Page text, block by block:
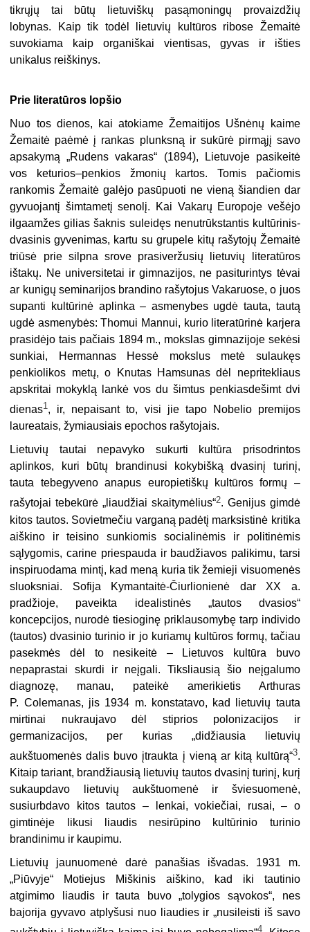
tikrųjų tai būtų lietuviškų pasąmoningų provaizdžių
lobynas. Kaip tik todėl lietuvių kultūros ribose Žemaitė
suvokiama kaip organiškai vientisas, gyvas ir išties
unikalus reiškinys.
Prie literatūros lopšio
Nuo tos dienos, kai atokiame Žemaitijos Ušnėnų kaime
Žemaitė paėmė į rankas plunksną ir sukūrė pirmąjį savo
apsakymą „Rudens vakaras“ (1894), Lietuvoje pasikeitė
vos keturios–penkios žmonių kartos. Tomis pačiomis
rankomis Žemaitė galėjo pasūpuoti ne vieną šiandien dar
gyvuojantį šimtametį senolį. Kai Vakarų Europoje vešėjo
ilgaamžes gilias šaknis suleidęs nenutrūkstantis kultūrinis-
dvasinis gyvenimas, kartu su grupele kitų rašytojų Žemaitė
triūsė prie silpna srove prasiveržusių lietuvių literatūros
ištakų. Ne universitetai ir gimnazijos, ne pasiturintys tėvai
ar kunigų seminarijos brandino rašytojus Vakaruose, o juos
supanti kultūrinė aplinka – asmenybes ugdė tauta, tautą
ugdė asmenybės: Thomui Mannui, kurio literatūrinė karjera
prasidėjo tais pačiais 1894 m., mokslas gimnazijoje sekėsi
sunkiai, Hermannas Hessė mokslus metė sulaukęs
penkiolikos metų, o Knutas Hamsunas dėl nepritekliaus
apskritai mokyklą lankė vos du šimtus penkiasdešimt dvi
dienas1 , ir, nepaisant to, visi jie tapo Nobelio premijos
laureatais, žymiausiais epochos rašytojais.
Lietuvių tautai nepavyko sukurti kultūra prisodrintos
aplinkos, kuri būtų brandinusi kokybišką dvasinį turinį,
tauta tebegyveno anapus europietiškų kultūros formų –
rašytojai tebekūrė „liaudžiai skaitymėlius“2. Genijus gimdė
kitos tautos. Sovietmečiu varganą padėtį marksistinė kritika
aiškino ir teisino sunkiomis socialinėmis ir politinėmis
sąlygomis, carine priespauda ir baudžiavos palikimu, tarsi
inspiruodama mintį, kad meną kuria tik žemieji visuomenės
sluoksniai. Sofija Kymantaitė-Čiurlionienė dar XX a.
pradžioje, paveikta idealistinės „tautos dvasios“
koncepcijos, nurodė tiesioginę priklausomybę tarp individo
(tautos) dvasinio turinio ir jo kuriamų kultūros formų, tačiau
pasekmės dėl to nesikeitė – Lietuvos kultūra buvo
nepaprastai skurdi ir neįgali. Tiksliausią šio neįgalumo
diagnozę, manau, pateikė amerikietis Arthuras
P. Colemanas, jis 1934 m. konstatavo, kad lietuvių tauta
mirtinai nukraujavo dėl stiprios polonizacijos ir
germanizacijos, per kurias „didžiausia lietuvių
aukštuomenės dalis buvo įtraukta į vieną ar kitą kultūrą“3.
Kitaip tariant, brandžiausią lietuvių tautos dvasinį turinį, kurį
sukaupdavo lietuvių aukštuomenė ir šviesuomenė,
susiurbdavo kitos tautos – lenkai, vokiečiai, rusai, – o
gimtinėje likusi liaudis nesirūpino kultūrinio turinio
brandinimu ir kaupimu.
Lietuvių jaunuomenė darė panašias išvadas. 1931 m.
„Piūvyje“ Motiejus Miškinis aiškino, kad iki tautinio
atgimimo liaudis ir tauta buvo „tolygios sąvokos“, nes
bajorija gyvavo atplyšusi nuo liaudies ir „nusileisti iš savo
4